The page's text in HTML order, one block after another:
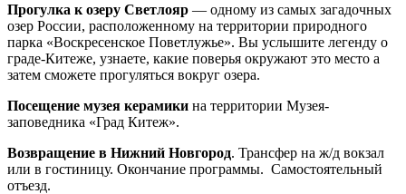
Прогулка к озеру Светлояр — одному из самых загадочных
озер России, расположенному на территории природного
парка «Воскресенское Поветлужье». Вы услышите легенду о
граде-Китеже, узнаете, какие поверья окружают это место а
затем сможете прогуляться вокруг озера.
Посещение музея керамики на территории Музея-
заповедника «Град Китеж».
Возвращение в Нижний Новгород. Трансфер на ж/д вокзал
или в гостиницу. Окончание программы. Самостоятельный
отъезд.